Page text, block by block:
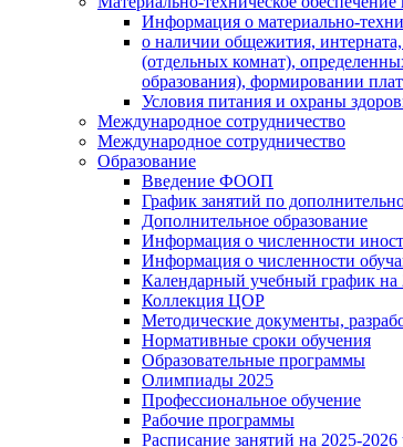
Информация о материально-
о наличии общежития,
(отдельных комнат),
образования), формировании
Условия питания и охраны
Международное сотрудничество
Международное сотрудничество
Образование
Введение ФООП
График занятий по
Дополнительное образование
Информация о численности
Информация о численности
Календарный учебный график на
Коллекция ЦОР
Методические документы,
Нормативные сроки обучения
Образовательные программы
Олимпиады 2025
Профессиональное обучение
Рабочие программы
Расписание занятий на 2025-